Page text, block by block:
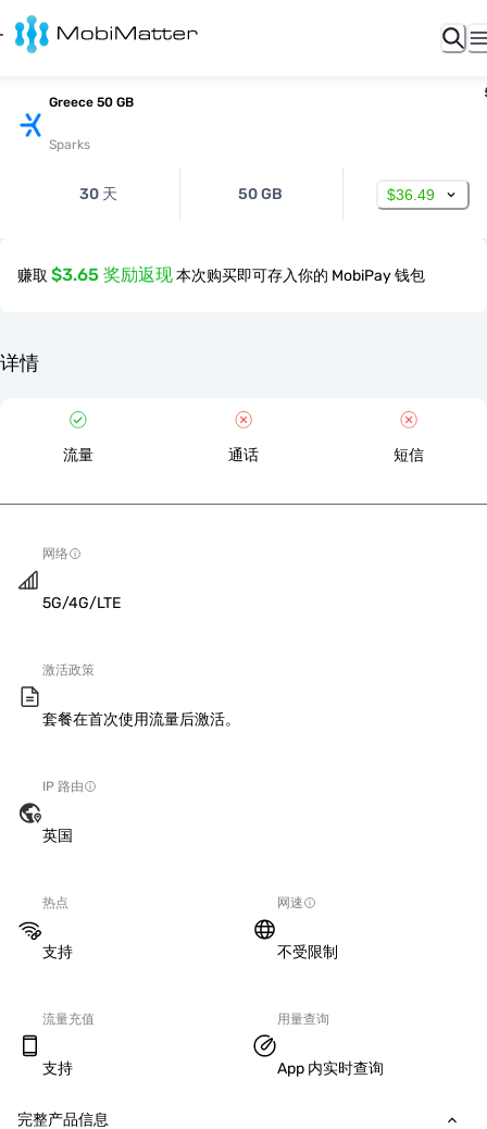
Greece 50 GB
Sparks
30 天 50 GB $36.49
赚取 $3.65 奖励返现本次购买即可存入你的 MobiPay 钱包
详情
流量 通话 短信
网络
5G/4G/LTE
激活政策
套餐在首次使用流量后激活。
IP 路由
英国
热点
支持
网速
不受限制
流量充值
支持
用量查询
App 内实时查询
完整产品信息